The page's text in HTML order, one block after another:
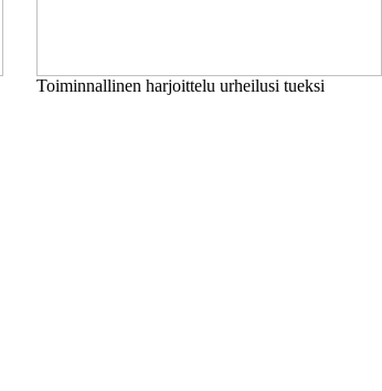
Toiminnallinen harjoittelu urheilusi tueksi